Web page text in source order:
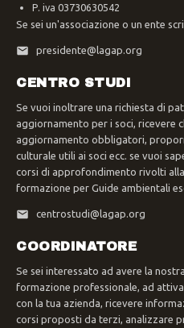
P. iva 03730630542
Se sei un'associazione o un ente
presidente@lagap.org
CENTRO STUDI
Se vuoi inoltrare una richiesta di
aggiornamento per i soci, ricevere
aggiornamento obbligatori,
culturale utili ai soci ecc. se vuoi
corsi di approfondimento rivolti
formazione per Guide ambientali
centrostudi@lagap.org
COORDINATORE
Se sei interessato ad avere la
formazione professionale, ad
con la tua azienda, ricevere
corsi proposti da terzi, analizzare